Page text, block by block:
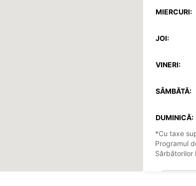
MIERCURI:
JOI:
VINERI:
SÂMBĂTĂ:
DUMINICĂ:
*Cu taxe
Programul
Sărbătorilor